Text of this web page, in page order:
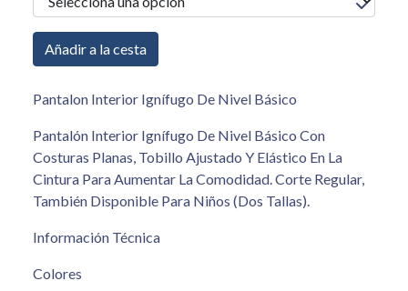
Añadir a la cesta
Pantalon Interior Ignífugo De Nivel Básico
Pantalón Interior Ignífugo De Nivel Básico Con
Costuras Planas, Tobillo Ajustado Y Elástico En La
Cintura Para Aumentar La Comodidad. Corte Regular,
También Disponible Para Niños (Dos Tallas).
Información Técnica
Colores